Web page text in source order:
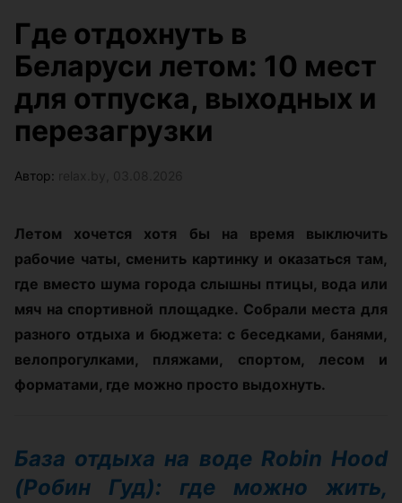
Где отдохнуть в
Беларуси летом: 10 мест
для отпуска, выходных и
перезагрузки
Автор:
Летом хочется хотя бы на время выключить
рабочие чаты, сменить картинку и оказаться там,
где вместо шума города слышны птицы, вода или
мяч на спортивной площадке. Собрали места для
разного отдыха и бюджета: с беседками, банями,
велопрогулками, пляжами, спортом, лесом и
форматами, где можно просто выдохнуть.
База отдыха на воде Robin Hood
(Робин Гуд): где можно жить,